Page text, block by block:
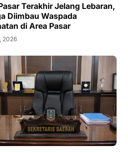
Terakhir Jelang Lebaran,
Diimbau Waspada
di Area Pasar
2026